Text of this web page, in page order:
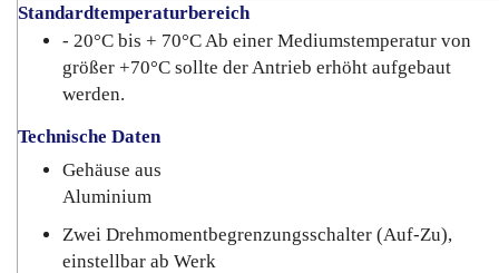
Standardtemperaturbereich
- 20°C bis + 70°C Ab einer Mediumstemperatur von
größer +70°C sollte der Antrieb erhöht aufgebaut
werden.
Technische Daten
Gehäuse aus
Aluminium
Zwei Drehmomentbegrenzungsschalter (Auf-Zu),
einstellbar ab Werk